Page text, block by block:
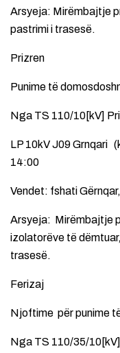
Arsyeja: Mirëmbajtje
pastrimi i trasesë.
Prizren
Punime të
Nga TS 110/10[kV]
LP 10kV J09 Grnqari
14:00
Vendet: fshati
Arsyeja: Mirëmbajtje
izolatorëve të
trasesë.
Ferizaj
Njoftime për punime
Nga TS 110/35/